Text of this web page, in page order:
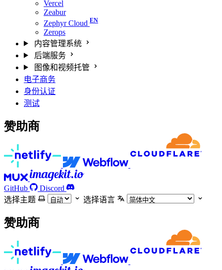
Vercel
Zeabur
Zephyr Cloud
Zerops
内容管理系统
后端服务
图像和视频托管
电子商务
身份认证
测试
赞助商
GitHub
Discord
选择主题
选择语言
赞助商